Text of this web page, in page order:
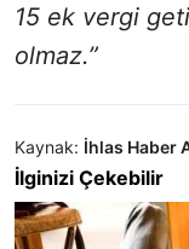
15 ek vergi
olmaz.”
Kaynak: İhlas Haber